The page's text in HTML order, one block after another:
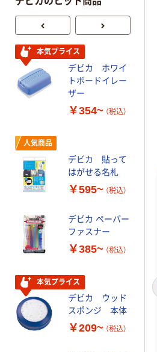
ペン
本気プライス
デビカ ホワイ
トボードイレー
ザー
￥354~ （税込）
人気商品
デビカ 貼って
はがせる名札
￥595~ （税込）
デビカ ペーパー
ファスナー
￥385~ （税込）
本気プライス
デビカ ウッド
スポンジ 本体
￥209~ （税込）